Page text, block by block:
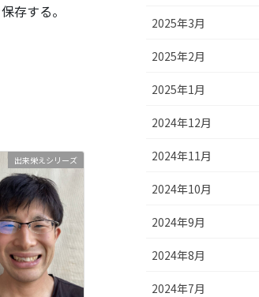
存する。
出来栄えシリーズ
2025年3月
2025年2月
2025年1月
2024年12月
2024年11月
2024年10月
2024年9月
2024年8月
2024年7月